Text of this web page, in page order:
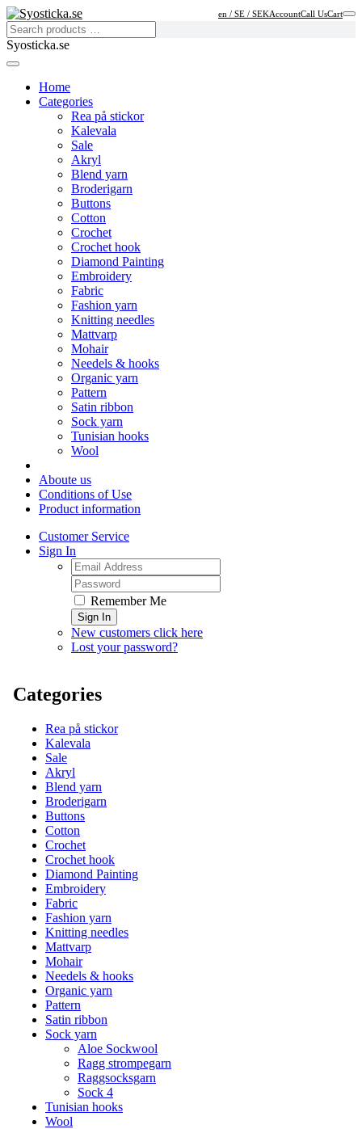
en / SE / SEKAccountCall UsCart
Syosticka.se
Home
Categories
Rea på stickor
Kalevala
Sale
Akryl
Blend yarn
Broderigarn
Buttons
Cotton
Crochet
Crochet hook
Diamond Painting
Embroidery
Fabric
Fashion yarn
Knitting needles
Mattvarp
Mohair
Needels & hooks
Organic yarn
Pattern
Satin ribbon
Sock yarn
Tunisian hooks
Wool
Aboute us
Conditions of Use
Product information
Customer Service
Sign In
Remember Me
Sign In
New customers click here
Lost your password?
Categories
Rea på stickor
Kalevala
Sale
Akryl
Blend yarn
Broderigarn
Buttons
Cotton
Crochet
Crochet hook
Diamond Painting
Embroidery
Fabric
Fashion yarn
Knitting needles
Mattvarp
Mohair
Needels & hooks
Organic yarn
Pattern
Satin ribbon
Sock yarn
Aloe Sockwool
Ragg strompegarn
Raggsocksgarn
Sock 4
Tunisian hooks
Wool